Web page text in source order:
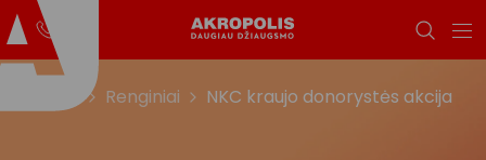
Renginiai NKC kraujo donorystės akcija